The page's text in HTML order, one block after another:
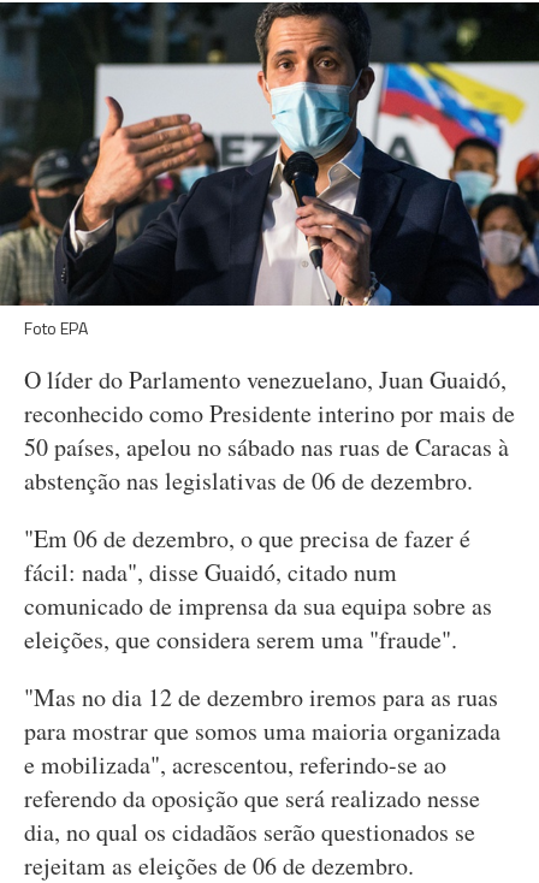
Foto EPA
O líder do Parlamento venezuelano, Juan Guaidó,
reconhecido como Presidente interino por mais de
50 países, apelou no sábado nas ruas de Caracas à
abstenção nas legislativas de 06 de dezembro.
"Em 06 de dezembro, o que precisa de fazer é
fácil: nada", disse Guaidó, citado num
comunicado de imprensa da sua equipa sobre as
eleições, que considera serem uma "fraude".
"Mas no dia 12 de dezembro iremos para as ruas
para mostrar que somos uma maioria organizada
e mobilizada", acrescentou, referindo-se ao
referendo da oposição que será realizado nesse
dia, no qual os cidadãos serão questionados se
rejeitam as eleições de 06 de dezembro.